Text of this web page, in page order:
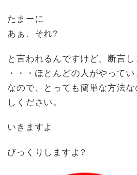
たまーに
あぁ、それ?
と言われるんですけど、断言し
・・・ほとんどの人がやって
なので、とっても簡単な方法
しください。
いきますよ
びっくりしますよ?